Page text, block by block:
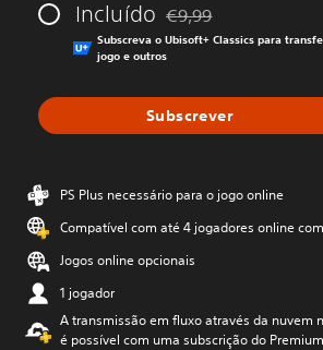
Incluído Com desconto em
€9,99
Subscreva o Ubisoft+ Classics para
jogo e outros
Subscrever
PS Plus necessário para o jogo online
Compatível com até 4 jogadores online com
Jogos online opcionais
1 jogador
A transmissão em fluxo através da nuvem
é possível com uma subscrição do Premium